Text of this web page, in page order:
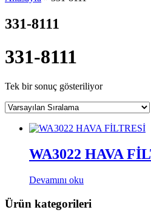
331-8111
331-8111
Tek bir sonuç gösteriliyor
WA3022 HAVA
Devamını oku
Ürün kategorileri